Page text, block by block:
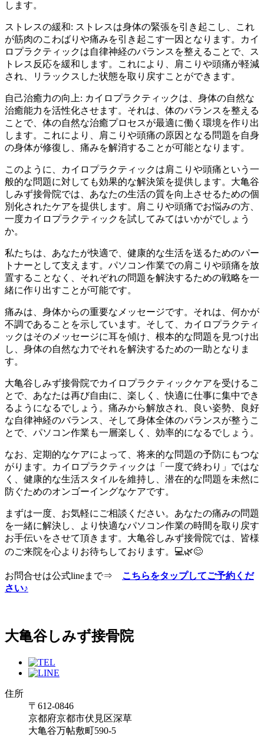
します。
ストレスの緩和: ストレスは身体の緊張を引き起こし、これ
が筋肉のこわばりや痛みを引き起こす一因となります。カイ
ロプラクティックは自律神経のバランスを整えることで、ス
トレス反応を緩和します。これにより、肩こりや頭痛が軽減
され、リラックスした状態を取り戻すことができます。
自己治癒力の向上: カイロプラクティックは、身体の自然な
治癒能力を活性化させます。それは、体のバランスを整える
ことで、体の自然な治癒プロセスが最適に働く環境を作り出
します。これにより、肩こりや頭痛の原因となる問題を自身
の身体が修復し、痛みを解消することが可能となります。
このように、カイロプラクティックは肩こりや頭痛という一
般的な問題に対しても効果的な解決策を提供します。大亀谷
しみず接骨院では、あなたの生活の質を向上させるための個
別化されたケアを提供します。肩こりや頭痛でお悩みの方、
一度カイロプラクティックを試してみてはいかがでしょう
か。
私たちは、あなたが快適で、健康的な生活を送るためのパー
トナーとして支えます。パソコン作業での肩こりや頭痛を放
置することなく、それぞれの問題を解決するための戦略を一
緒に作り出すことが可能です。
痛みは、身体からの重要なメッセージです。それは、何かが
不調であることを示しています。そして、カイロプラクティ
ックはそのメッセージに耳を傾け、根本的な問題を見つけ出
し、身体の自然な力でそれを解決するための一助となりま
す。
大亀谷しみず接骨院でカイロプラクティックケアを受けるこ
とで、あなたは再び自由に、楽しく、快適に仕事に集中でき
るようになるでしょう。痛みから解放され、良い姿勢、良好
な自律神経のバランス、そして身体全体のバランスが整うこ
とで、パソコン作業も一層楽しく、効率的になるでしょう。
なお、定期的なケアによって、将来的な問題の予防にもつな
がります。カイロプラクティックは「一度で終わり」ではな
く、健康的な生活スタイルを維持し、潜在的な問題を未然に
防ぐためのオンゴーイングなケアです。
まずは一度、お気軽にご相談ください。あなたの痛みの問題
を一緒に解決し、より快適なパソコン作業の時間を取り戻す
お手伝いをさせて頂きます。大亀谷しみず接骨院では、皆様
のご来院を心よりお待ちしております。💻🌿😊
お問合せは公式lineまで⇒ こちらをタップしてご予約くだ
さい♪
大亀谷しみず接骨院
住所
〒612-0846
京都府京都市伏見区深草
大亀谷万帖敷町590-5